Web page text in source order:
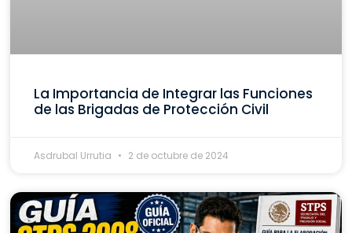
La Importancia de Integrar las Funciones
de las Brigadas de Protección Civil
Asdrubal Urrutia 2 de octubre de 2024